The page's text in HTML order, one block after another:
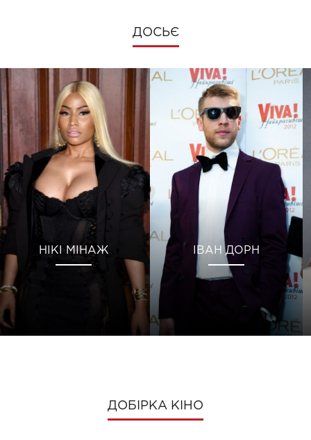
ДОСЬЄ
НІКІ МІНАЖ ІВАН ДОРН
ДОБІРКА КІНО